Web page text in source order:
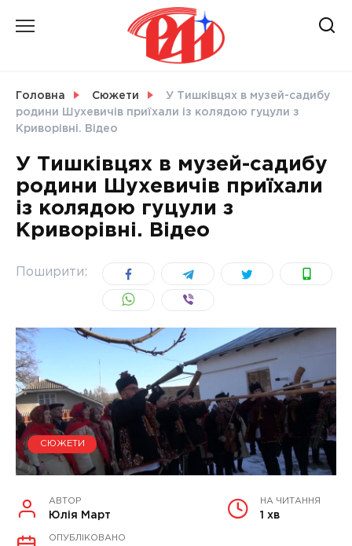
СВІТ
УКРАЇНА
Головна Сюжети
У Тишківцях в музей-садибу
родини Шухевичів приїхали із колядою гуцули з
Криворівні. Відео
У Тишківцях в музей-садибу
родини Шухевичів приїхали
із колядою гуцули з
Криворівні. Відео
Поширити:
СЮЖЕТИ
АВТОР
Юлія Март
НА ЧИТАННЯ
1 хв
ОПУБЛІКОВАНО